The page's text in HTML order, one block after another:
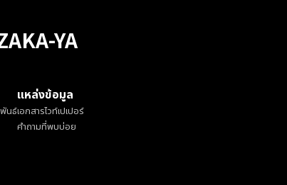
YA
พันธ์
แหล่งข้อมูล
เอกสารไวท์เปเปอร์
คำถามที่พบบ่อย